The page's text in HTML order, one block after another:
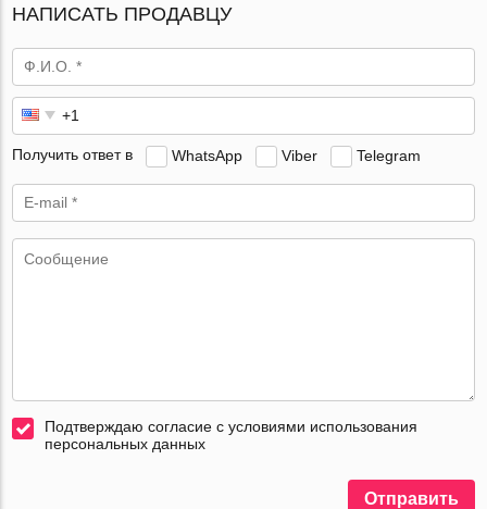
НАПИСАТЬ ПРОДАВЦУ
Получить ответ в WhatsApp Viber Telegram
Подтверждаю согласие с условиями использования
персональных данных
Отправить